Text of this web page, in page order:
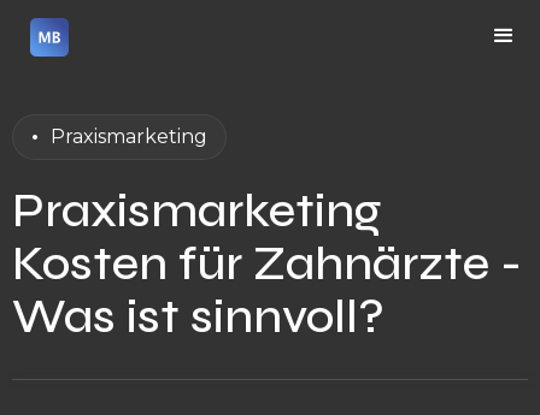
• Praxismarketing
Praxismarketing
Kosten für Zahnärzte -
Was ist sinnvoll?